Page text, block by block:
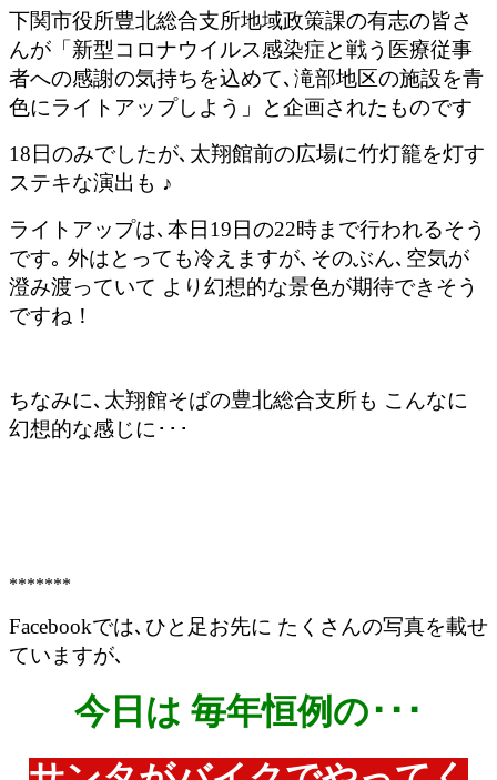
下関市役所豊北総合支所地域政策課の有志の皆さ
んが「新型コロナウイルス感染症と戦う医療従事
者への感謝の気持ちを込めて､滝部地区の施設を青
色にライトアップしよう」と企画されたものです
18日のみでしたが､太翔館前の広場に竹灯籠を灯す
ステキな演出も ♪
ライトアップは､本日19日の22時まで行われるそう
です｡ 外はとっても冷えますが､そのぶん､空気が
澄み渡っていて より幻想的な景色が期待できそう
ですね！
ちなみに､太翔館そばの豊北総合支所も こんなに
幻想的な感じに･･･
*******
Facebookでは､ひと足お先に たくさんの写真を載せ
ていますが､
今日は 毎年恒例の･･･